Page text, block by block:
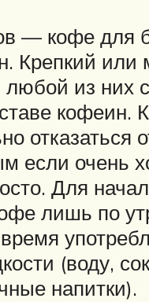
— кофе для
Крепкий или
из них
кофеин.
отказаться
если очень
Для
лишь по
(воду,
напитки).